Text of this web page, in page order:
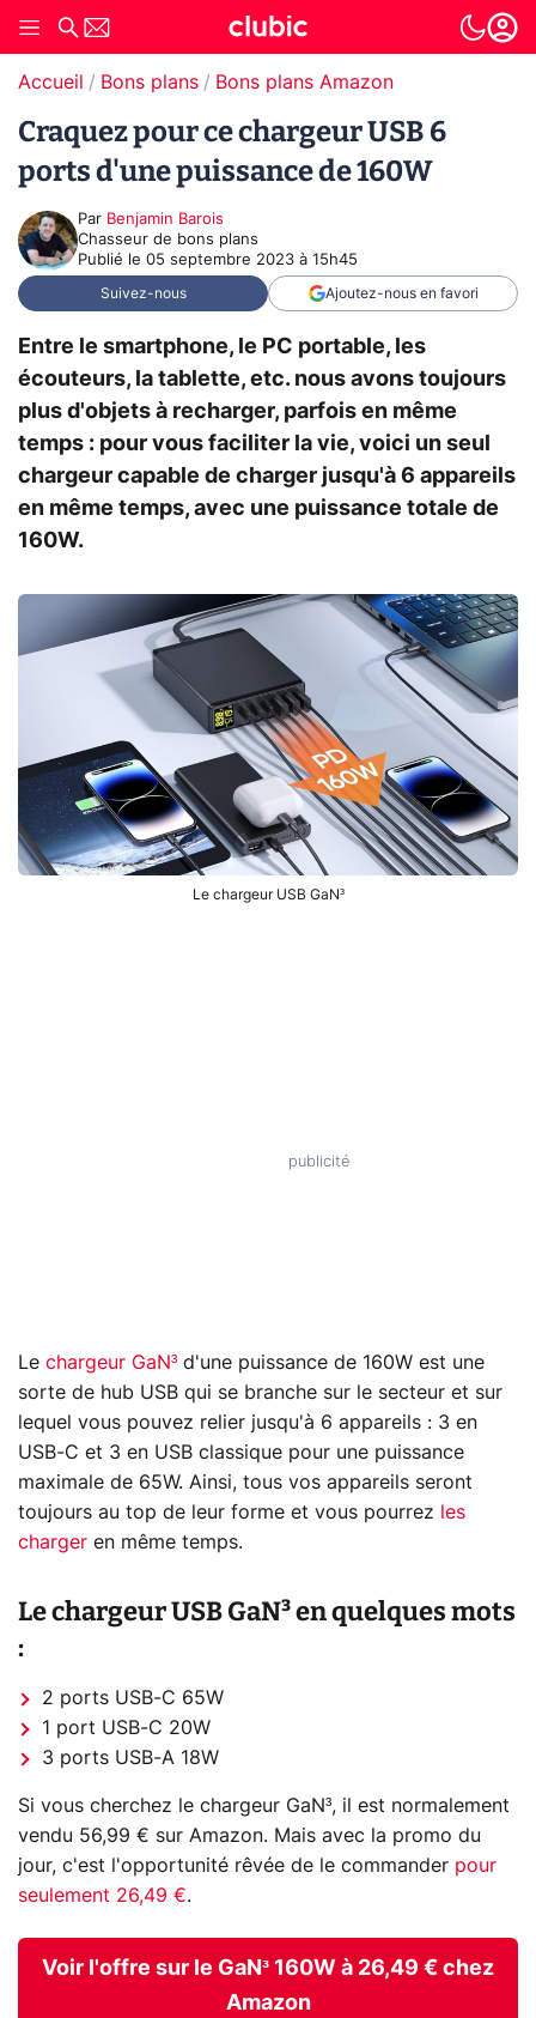
Accueil Bons plans Bons plans Amazon
Craquez pour ce chargeur USB 6
ports d'une puissance de 160W
Par Benjamin Barois
Chasseur de bons plans
Publié le 05 septembre 2023 à 15h45
Suivez-nous Ajoutez-nous en favori
Entre le smartphone, le PC portable, les
écouteurs, la tablette, etc. nous avons toujours
plus d'objets à recharger, parfois en même
temps : pour vous faciliter la vie, voici un seul
chargeur capable de charger jusqu'à 6 appareils
en même temps, avec une puissance totale de
160W.
Le chargeur USB GaN³
Le chargeur GaN³ d'une puissance de 160W est une
sorte de hub USB qui se branche sur le secteur et sur
lequel vous pouvez relier jusqu'à 6 appareils : 3 en
USB-C et 3 en USB classique pour une puissance
maximale de 65W. Ainsi, tous vos appareils seront
toujours au top de leur forme et vous pourrez
les
charger en même temps.
Le chargeur USB GaN³ en quelques mots
:
2 ports USB-C 65W
1 port USB-C 20W
3 ports USB-A 18W
Si vous cherchez le chargeur GaN³, il est normalement
vendu 56,99 € sur Amazon. Mais avec la promo du
jour, c'est l'opportunité rêvée de le commander pour
seulement 26,49 €.
Voir l'offre sur le GaN³ 160W à 26,49 € chez
Amazon